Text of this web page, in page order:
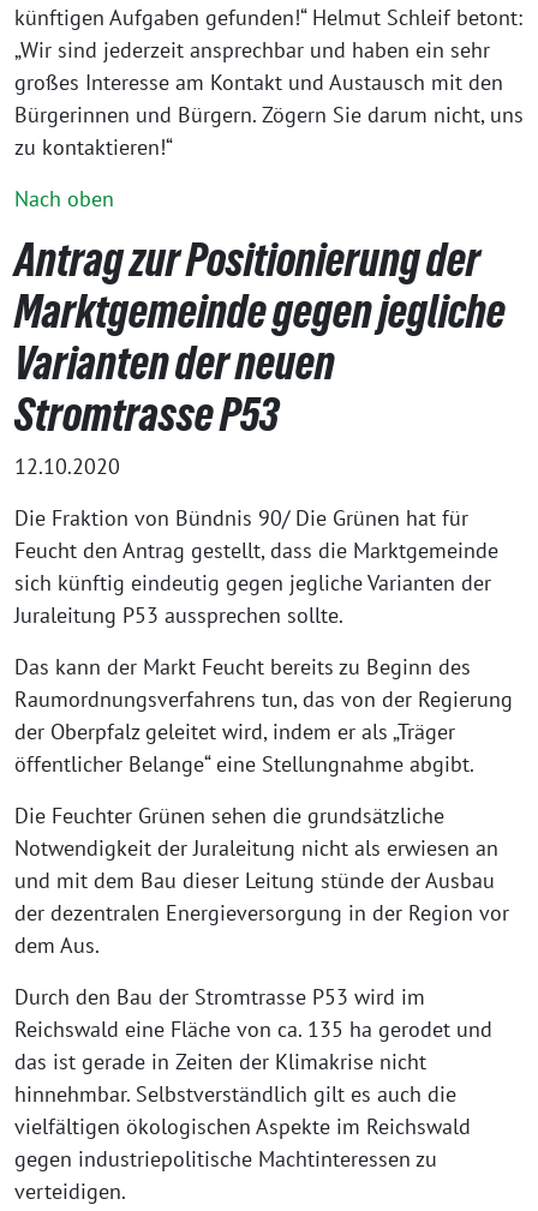
künftigen Aufgaben gefunden!“ Helmut Schleif betont:
„Wir sind jederzeit ansprechbar und haben ein sehr
großes Interesse am Kontakt und Austausch mit den
Bürgerinnen und Bürgern. Zögern Sie darum nicht, uns
zu kontaktieren!“
Nach oben
Antrag zur Positionierung der
Marktgemeinde gegen jegliche
Varianten der neuen
Stromtrasse P53
12.10.2020
Die Fraktion von Bündnis 90/ Die Grünen hat für
Feucht den Antrag gestellt, dass die Marktgemeinde
sich künftig eindeutig gegen jegliche Varianten der
Juraleitung P53 aussprechen sollte.
Das kann der Markt Feucht bereits zu Beginn des
Raumordnungsverfahrens tun, das von der Regierung
der Oberpfalz geleitet wird, indem er als „Träger
öffentlicher Belange“ eine Stellungnahme abgibt.
Die Feuchter Grünen sehen die grundsätzliche
Notwendigkeit der Juraleitung nicht als erwiesen an
und mit dem Bau dieser Leitung stünde der Ausbau
der dezentralen Energieversorgung in der Region vor
dem Aus.
Durch den Bau der Stromtrasse P53 wird im
Reichswald eine Fläche von ca. 135 ha gerodet und
das ist gerade in Zeiten der Klimakrise nicht
hinnehmbar. Selbstverständlich gilt es auch die
vielfältigen ökologischen Aspekte im Reichswald
gegen industriepolitische Machtinteressen zu
verteidigen.